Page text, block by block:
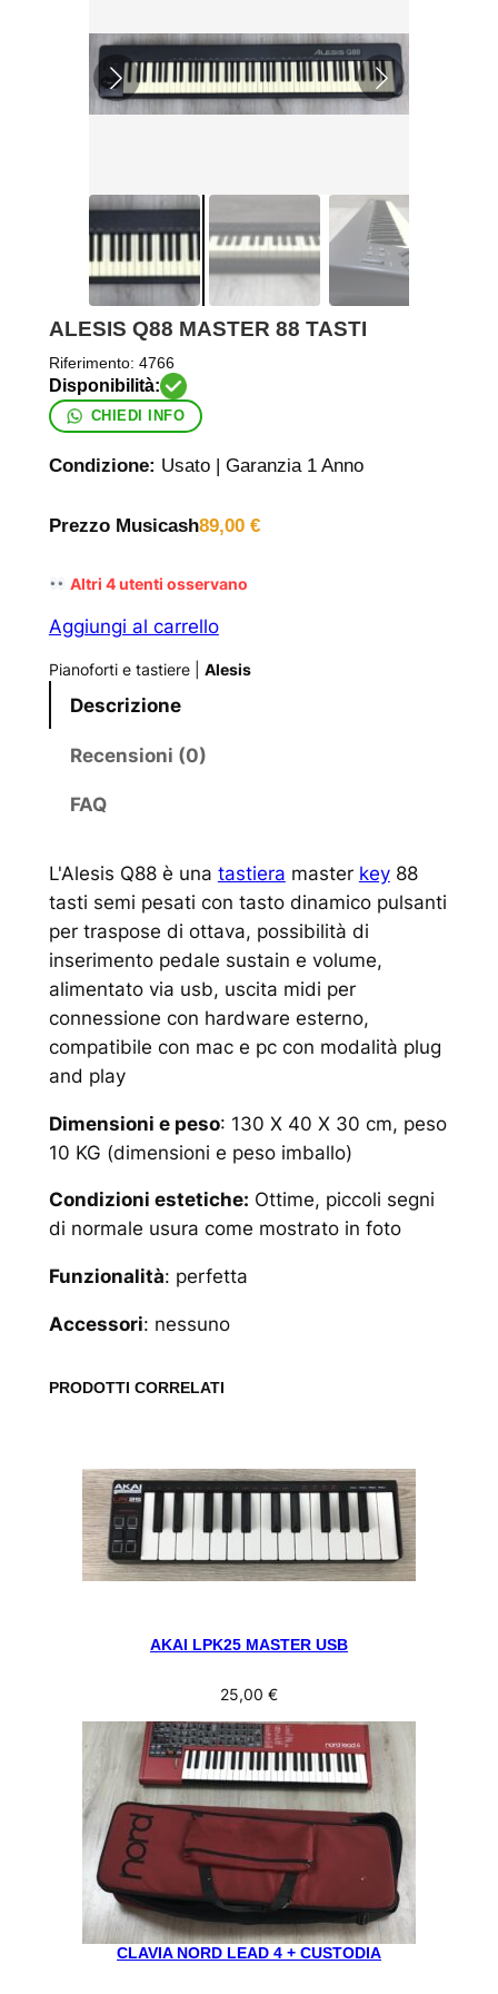
ALESIS Q88 MASTER 88 TASTI
Riferimento: 4766
CHIEDI INFO
Condizione: Usato | Garanzia 1 Anno
Prezzo Musicash89,00 €
Altri4utenti osservano
Aggiungi al carrello
Pianoforti e tastiere| Alesis
Descrizione
Recensioni (0)
FAQ
L'Alesis Q88 è una tastiera master key88
tasti semi pesati con tasto dinamico pulsanti
per traspose di ottava, possibilità di
inserimento pedale sustain e volume,
alimentato via usb, uscita midi per
connessione con hardware esterno,
compatibile con mac e pc con modalità plug
and play
Dimensioni e peso: 130 X 40 X 30 cm, peso
10 KG (dimensioni e peso imballo)
Condizioni estetiche: Ottime, piccoli segni
di normale usura come mostrato in foto
Funzionalità: perfetta
Accessori: nessuno
PRODOTTI CORRELATI
AKAI LPK25 MASTER USB
25,00 €
CLAVIA NORD LEAD 4 + CUSTODIA